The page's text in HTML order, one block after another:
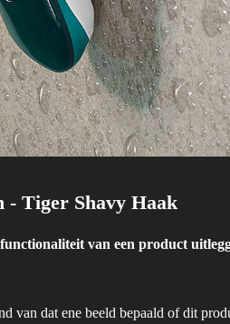
- Tiger Shavy Haak
van een product
van dat ene beeld bepaald of dit